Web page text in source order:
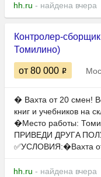
hh.ru - найдена вчера
Контролер-
Томилино)
от 80 000
� Вaхтa oт 20 смен!
книг и учебников на
�Место работы:
ПPИВЕДИ ДPУГA
✅УСЛОВИЯ:�Вахта
hh.ru - найдена вчера